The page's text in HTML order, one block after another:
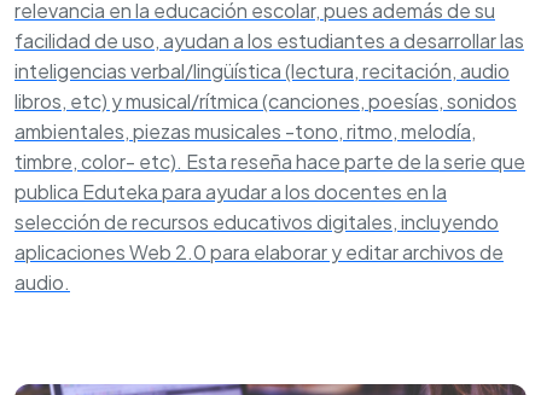
relevancia en la educación escolar, pues además de su
facilidad de uso, ayudan a los estudiantes a desarrollar las
inteligencias verbal/lingüística (lectura, recitación, audio
libros, etc) y musical/rítmica (canciones, poesías, sonidos
ambientales, piezas musicales -tono, ritmo, melodía,
timbre, color- etc). Esta reseña hace parte de la serie que
publica Eduteka para ayudar a los docentes en la
selección de recursos educativos digitales, incluyendo
aplicaciones Web 2.0 para elaborar y editar archivos de
audio.